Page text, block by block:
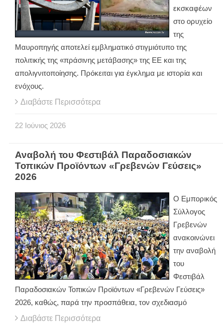
εκσκαφέων
στο ορυχείο
της
Μαυροπηγής αποτελεί εμβληματικό στιγμιότυπο της
πολιτικής της «πράσινης μετάβασης» της ΕΕ και της
απολιγνιτοποίησης. Πρόκειται για έγκλημα με ιστορία και
ενόχους.
Διαβάστε Περισσότερα
22 Ιούνιος 2026
Αναβολή του Φεστιβάλ Παραδοσιακών
Τοπικών Προϊόντων «Γρεβενών Γεύσεις»
2026
Ο Εμπορικός
Σύλλογος
Γρεβενών
ανακοινώνει
την αναβολή
του
Φεστιβάλ
Παραδοσιακών Τοπικών Προϊόντων «Γρεβενών Γεύσεις»
2026, καθώς, παρά την προσπάθεια, τον σχεδιασμό
Διαβάστε Περισσότερα